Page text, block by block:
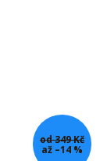
od 349 Kč
až –14 %